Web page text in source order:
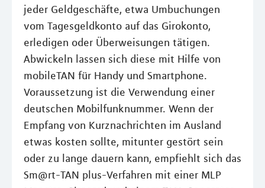
jeder Geldgeschäfte, etwa Umbuchungen
vom Tagesgeldkonto auf das Girokonto,
erledigen oder Überweisungen tätigen.
Abwickeln lassen sich diese mit Hilfe von
mobileTAN für Handy und Smartphone.
Voraussetzung ist die Verwendung einer
deutschen Mobilfunknummer. Wenn der
Empfang von Kurznachrichten im Ausland
etwas kosten sollte, mitunter gestört sein
oder zu lange dauern kann, empfiehlt sich das
Sm@rt-TAN plus-Verfahren mit einer MLP